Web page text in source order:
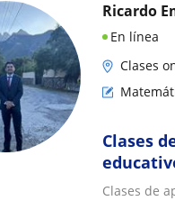
Ricardo
En línea
Clases
Clases
Clases de